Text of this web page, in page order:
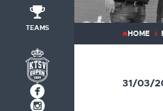
TEAMS
HOME
31/03/